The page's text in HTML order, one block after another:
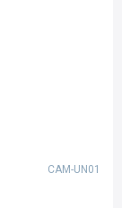
CAM-UN01